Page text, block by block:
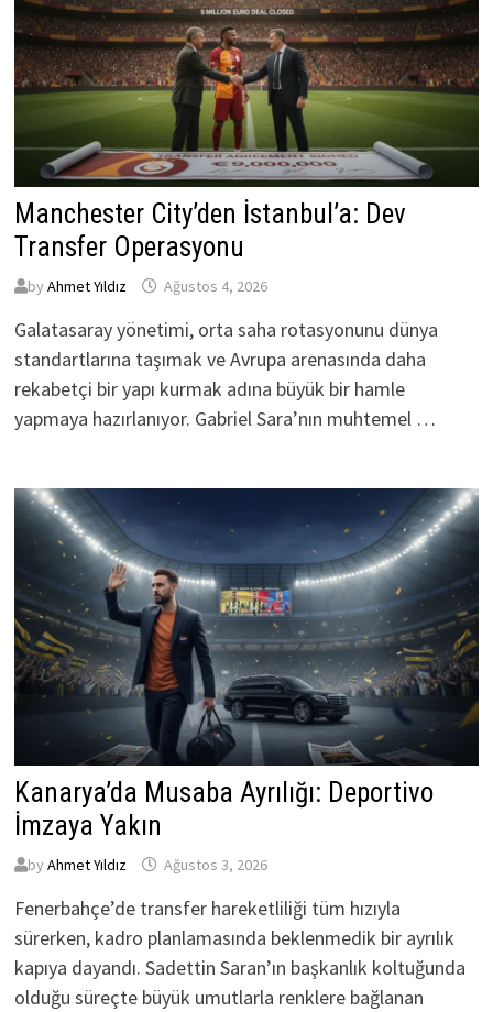
Manchester City’den İstanbul’a: Dev
Transfer Operasyonu
by Ahmet Yıldız Ağustos 4, 2026
Galatasaray yönetimi, orta saha rotasyonunu dünya
standartlarına taşımak ve Avrupa arenasında daha
rekabetçi bir yapı kurmak adına büyük bir hamle
yapmaya hazırlanıyor. Gabriel Sara’nın muhtemel …
Kanarya’da Musaba Ayrılığı: Deportivo
İmzaya Yakın
by Ahmet Yıldız Ağustos 3, 2026
Fenerbahçe’de transfer hareketliliği tüm hızıyla
sürerken, kadro planlamasında beklenmedik bir ayrılık
kapıya dayandı. Sadettin Saran’ın başkanlık koltuğunda
olduğu süreçte büyük umutlarla renklere bağlanan